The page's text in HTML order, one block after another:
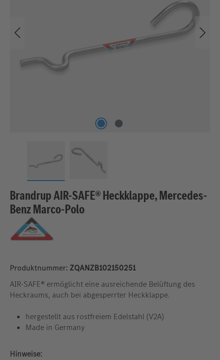
Brandrup AIR-SAFE® Heckklappe, Mercedes-
Benz Marco-Polo
Produktnummer: ZQANZB102150251
AIR-SAFE® ermöglicht eine ausreichende Belüftung des
Heckraums, auch bei abgesperrter Heckklappe.
hergestellt aus rostfreiem Edelstahl (V2A)
Made in Germany
Hinweise: